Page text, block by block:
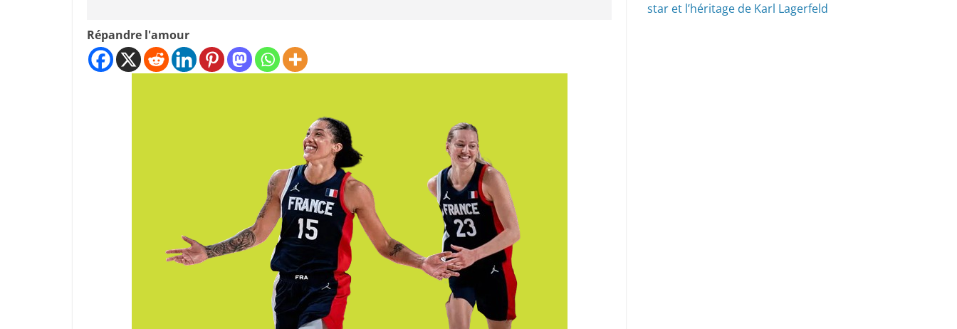
Répandre l'amour
star et l’héritage de Karl Lagerfeld